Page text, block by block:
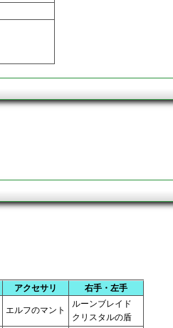
アクセサリ 右手・左手
エルフのマント
ルーンブレイド
クリスタルの盾